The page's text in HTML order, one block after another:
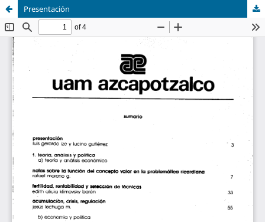
Presentación